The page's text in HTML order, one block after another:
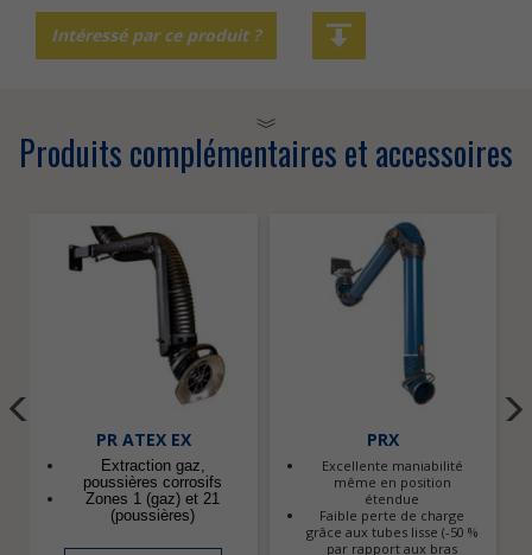
Intéressé par ce produit ?
Produits complémentaires et accessoires
PR ATEX EX
Extraction gaz,
poussières corrosifs
Zones 1 (gaz) et 21
(poussières)
PRX
Excellente maniabilité
même en position
étendue
Faible perte de charge
grâce aux tubes lisse (-50 %
par rapport aux bras